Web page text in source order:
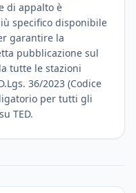
di appalto è
specifico disponibile
garantire la
pubblicazione sul
tutte le stazioni
36/2023 (Codice
per tutti gli
TED.